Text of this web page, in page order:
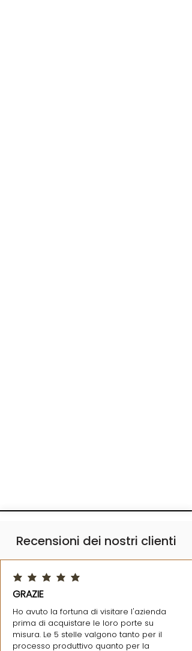
Recensioni dei nostri clienti
la valutazione media è 5 su 5
GRAZIE
Ho avuto la fortuna di visitare l'azienda
prima di acquistare le loro porte su
misura. Le 5 stelle valgono tanto per il
processo produttivo quanto per la